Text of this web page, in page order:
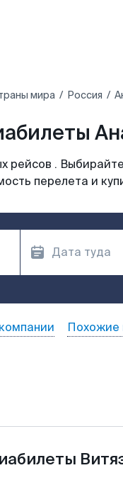
мира Россия
рейсов .
перелета и
Похожие